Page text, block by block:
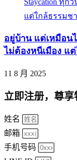
อยู่บ้าน แต่เหมือน
ไม่ต้องหนีเมือง แ
11 8 月 2025
立即注册，尊享
姓名
邮箱
手机号码